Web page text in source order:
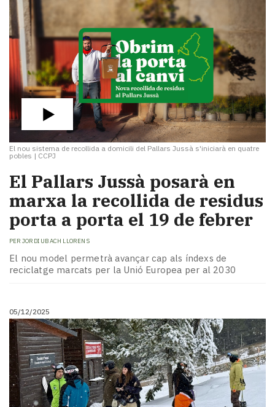
El nou sistema de recollida a domicili del Pallars Jussà s'iniciarà en quatre
pobles | CCPJ
El Pallars Jussà posarà en
marxa la recollida de residus
porta a porta el 19 de febrer
PER JORDI UBACH LLORENS
El nou model permetrà avançar cap als índexs de
reciclatge marcats per la Unió Europea per al 2030
05/12/2025